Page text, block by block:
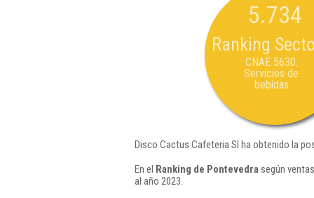
5.734
Ranking
CNAE 5630:
Servicios de
bebidas
Disco Cactus Cafeteria Sl ha obtenido la
En el Ranking de Pontevedra según
al año 2023.